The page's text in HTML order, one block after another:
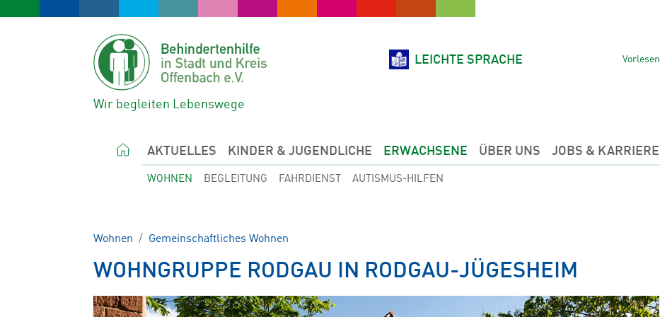
Wir begleiten Lebenswege
LEICHTE SPRACHE Vorlesen
AKTUELLES KINDER & JUGENDLICHE ERWACHSENE
WOHNEN BEGLEITUNG FAHRDIENST AUTISMUS-HILFEN
ÜBER UNS JOBS & KARRIERE
Wohnen Gemeinschaftliches Wohnen
WOHNGRUPPE RODGAU IN RODGAU-JÜGESHEIM